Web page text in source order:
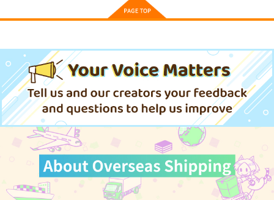
ロファイバータオ
ル 葉庭
株式会社虎の穴
1,834円 （税込）
サンプル
作品詳細
ァイル藍
Przm Star
八雲藍
サンプル
ババソイヤー
660円（税込）
サンプル